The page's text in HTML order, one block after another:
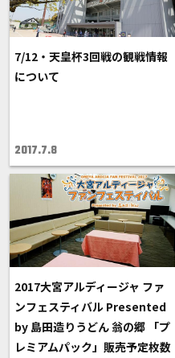
7/12・天皇杯3回戦の観戦情報
について
2017.7.8
2017大宮アルディージャ ファ
ンフェスティバル Presented
by 島田造りうどん 翁の郷 「プ
レミアムパック」販売予定枚数